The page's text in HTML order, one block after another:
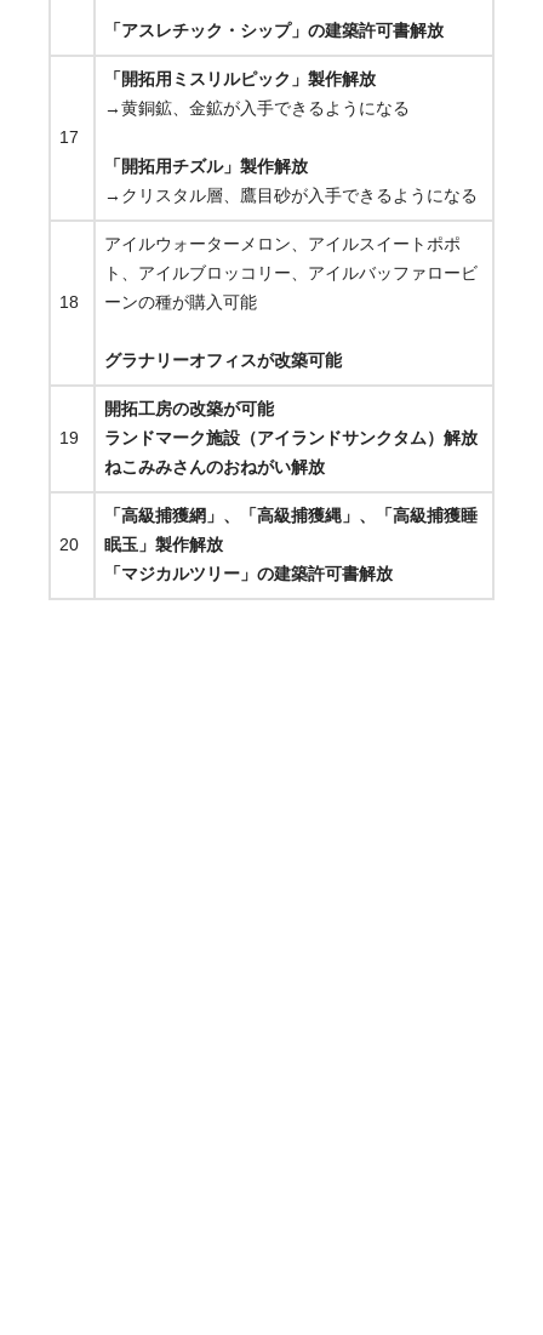
「アスレチック・シップ」の建築許可書解放
17
「開拓用ミスリルピック」製作解放
→黄銅鉱、金鉱が入手できるようになる
「開拓用チズル」製作解放
→クリスタル層、鷹目砂が入手できるようになる
18
アイルウォーターメロン、アイルスイートポポ
ト、アイルブロッコリー、アイルバッファロービ
ーンの種が購入可能
グラナリーオフィスが改築可能
19
開拓工房の改築が可能
ランドマーク施設（アイランドサンクタム）解放
ねこみみさんのおねがい解放
20
「高級捕獲網」、「高級捕獲縄」、「高級捕獲睡
眠玉」製作解放
「マジカルツリー」の建築許可書解放